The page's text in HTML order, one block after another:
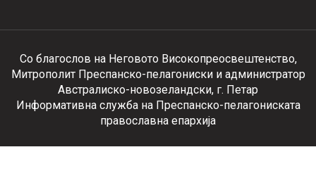
Со благослов на Неговото Високопреосвештенство,
Митрополит Преспанско-пелагониски и администратор
Австралиско-новозеландски, г. Петар
Информативна служба на Преспанско-пелагониската
православна епархија